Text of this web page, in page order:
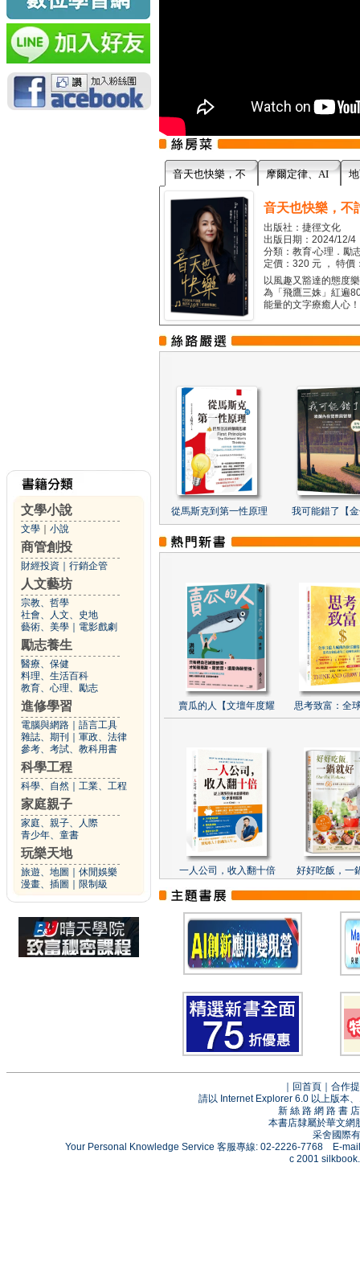
文學小說
文學 小說
商管創投
財經投資 行銷企管
人文藝坊
宗教、哲學
社會、人文、史地
藝術、美學
電影戲劇
勵志養生
醫療、保健
料理、生活百科
教育、心理、勵志
進修學習
電腦與網路
語言工具
雜誌、期刊
軍政、法律
參考、考試、教科用書
科學工程
科學、自然 工業、工程
家庭親子
家庭、親子、人際
青少年、童書
玩樂天地
旅遊、地圖
休閒娛樂
漫畫、插圖
限制級
音天也快樂，不 摩爾定律、AI
音天也快樂，不
出版社：捷徑文化
出版日期：2024/12/4
分類：教育‧心理．勵
定價：320 元 ， 特價
以風趣又豁達的態度
為「飛鷹三姝」紅遍
能量的文字療癒人心
從馬斯克到第一性原理 我可能錯了【
賣瓜的人【文壇年度耀 思考致富：全
一人公司，收入翻十倍 好好吃飯，一
回首頁
合作
請以 Internet Explorer 6.0 以上版本
新 絲 路 網 路 書
本書店隸屬於華文網
采舍國際
Your Personal Knowledge Service 客服專線: 02-2226-7768 E-
c 2001